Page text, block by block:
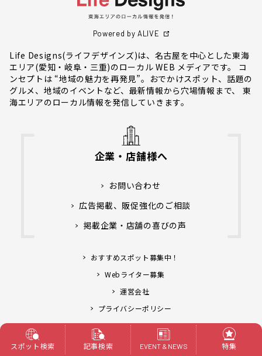
Powered by ALIVE
Life Designs(ライフデザインズ)は、名古屋を中心とした東海
エリア(愛知・岐阜・三重)のローカル WEB メディアです。 コ
ンセプトは “地域の魅力を再発見”。おでかけスポット、話題の
グルメ、地域のイベントなど、最新情報から穴場情報まで、 東
海エリアのローカル情報を発信していきます。
企業・店舗様へ
お問い合わせ
広告掲載、販促強化のご相談
掲載企業・店舗の喜びの声
おすすめスポット募集中！
Webライター募集
運営会社
プライバシーポリシー
Copyright© Life Designs &
アライブ株式会社.
All Rights Reserved.
スポット検索 記事検索 EVENT & NEWS 特集